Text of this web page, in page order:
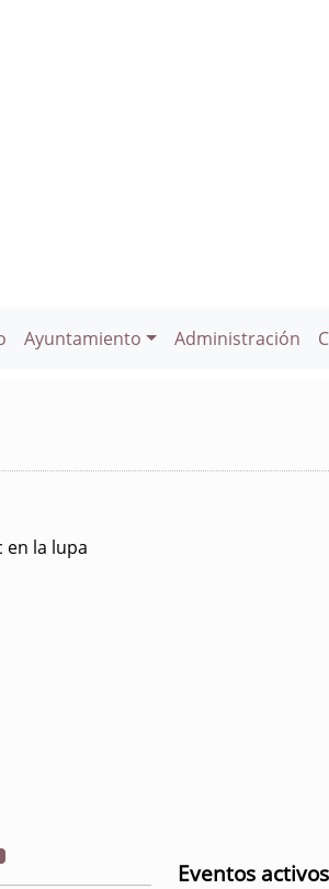
Ayuntamiento Administración
en la lupa
Eventos